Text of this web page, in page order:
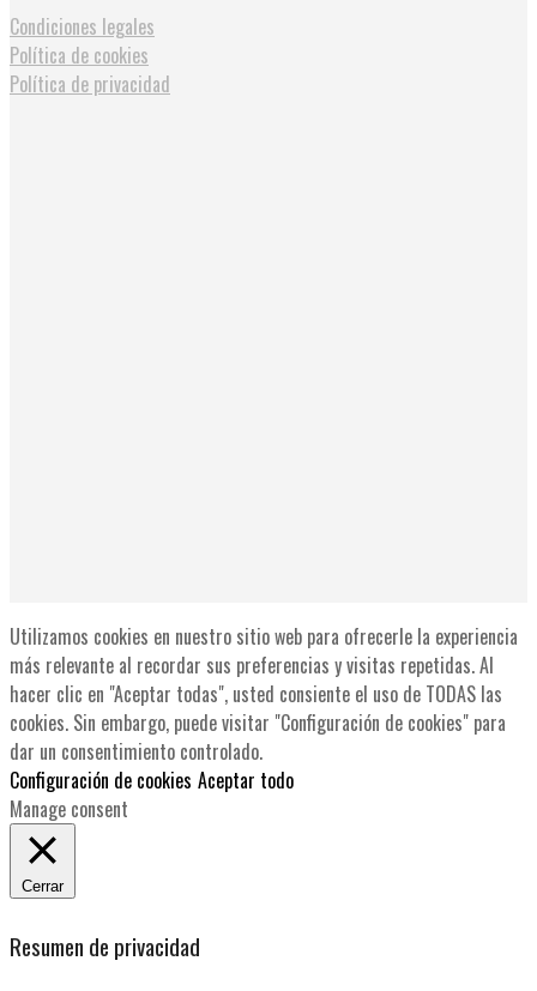
Condiciones legales
Política de cookies
Política de privacidad
Utilizamos cookies en nuestro sitio web para ofrecerle la experiencia
más relevante al recordar sus preferencias y visitas repetidas. Al
hacer clic en "Aceptar todas", usted consiente el uso de TODAS las
cookies. Sin embargo, puede visitar "Configuración de cookies" para
dar un consentimiento controlado.
Configuración de cookies Aceptar todo
Manage consent
Cerrar
Resumen de privacidad